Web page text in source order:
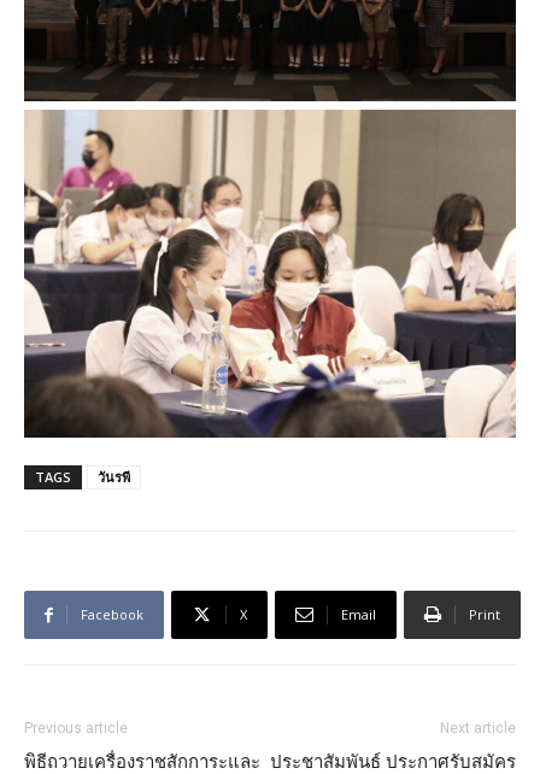
TAGS วันรพี
Facebook X Email Print
Previous article
พิธีถวายเครื่องราชสักการะและ
Next article
ประชาสัมพันธ์ ประกาศรับสมัคร